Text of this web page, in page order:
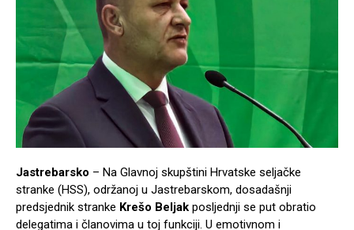
Jastrebarsko – Na Glavnoj skupštini Hrvatske seljačke
stranke (HSS), održanoj u Jastrebarskom, dosadašnji
predsjednik stranke Krešo Beljak posljednji se put obratio
delegatima i članovima u toj funkciji. U emotivnom i